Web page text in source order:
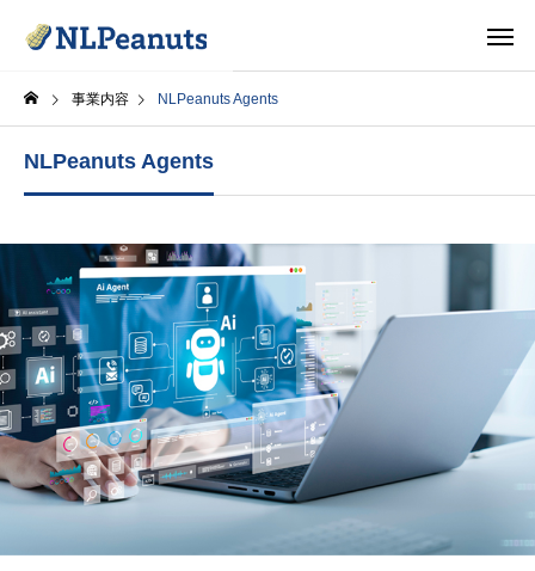
事業内容 NLPeanuts Agents
NLPeanuts Agents